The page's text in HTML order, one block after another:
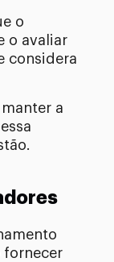
o
o avaliar
considera
a
fornecer